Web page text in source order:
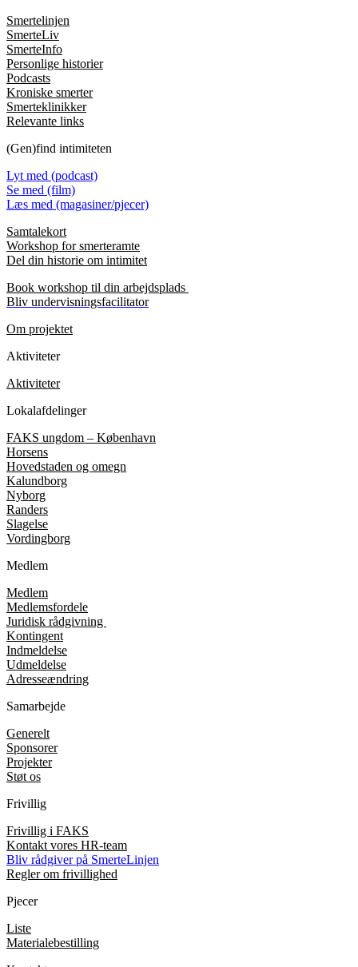
Smertelinjen
SmerteLiv
SmerteInfo
Personlige historier
Podcasts
Kroniske smerter
Smerteklinikker
Relevante links
(Gen)find intimiteten
Lyt med (podcast)
Se med (film)
Læs med (magasiner/pjecer)
Samtalekort
Workshop for smerteramte
Del din historie om intimitet
Book workshop til din arbejdsplads
Bliv undervisningsfacilitator
Om projektet
Aktiviteter
Aktiviteter
Lokalafdelinger
FAKS ungdom – København
Horsens
Hovedstaden og omegn
Kalundborg
Nyborg
Randers
Slagelse
Vordingborg
Medlem
Medlem
Medlemsfordele
Juridisk rådgivning
Kontingent
Indmeldelse
Udmeldelse
Adresseændring
Samarbejde
Generelt
Sponsorer
Projekter
Støt os
Frivillig
Frivillig i FAKS
Kontakt vores HR-team
Bliv rådgiver på SmerteLinjen
Regler om frivillighed
Pjecer
Liste
Materialebestilling